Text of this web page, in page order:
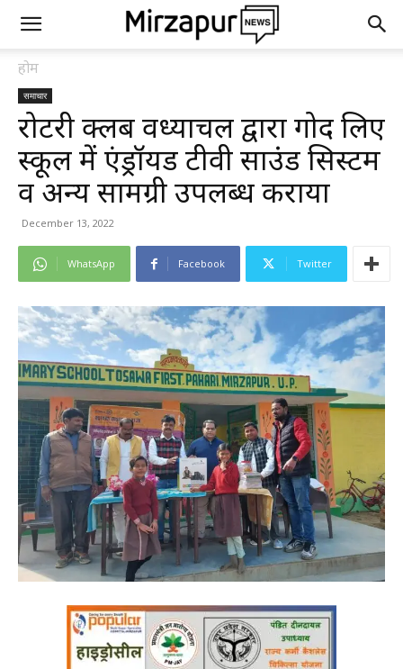
होम
समाचार
रोटरी क्लब विंध्याचल द्वारा गोद लिए
स्कूल में एंड्रॉयड टीवी साउंड सिस्टम
व अन्य सामग्री उपलब्ध कराया
December 13, 2022
WhatsApp Facebook Twitter